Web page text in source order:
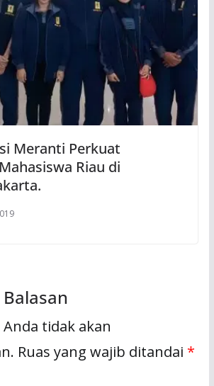
Meranti Perkuat
Riau di
tidak akan
Ruas yang wajib ditandai *